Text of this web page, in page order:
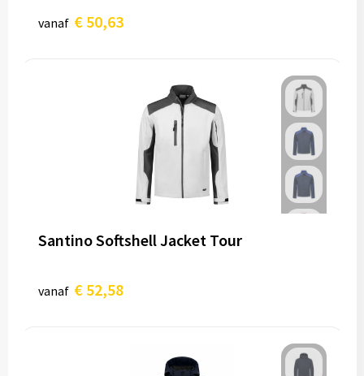
vanaf € 50,63
Santino Softshell Jacket Tour
vanaf € 52,58